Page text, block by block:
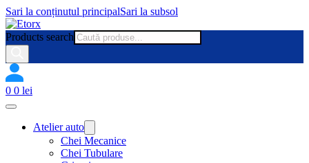
Sari la conținutul principalSari la subsol
Products search
0 0 lei
Atelier auto
Chei Mecanice
Chei Tubulare